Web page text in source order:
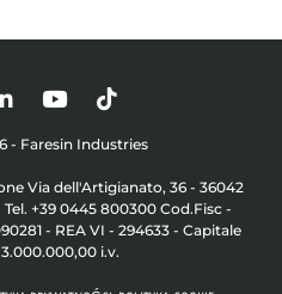
- Faresin Industries
Via dell'Artigianato, 36 - 36042
+39 0445 800300 Cod.Fisc -
- REA VI - 294633 - Capitale
i.v.